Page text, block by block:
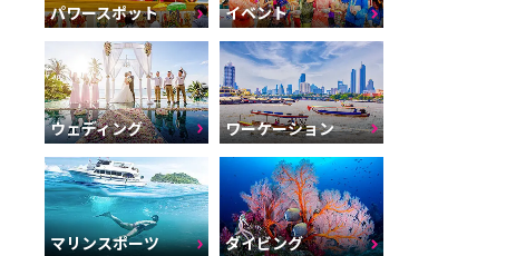
パワースポット イベント
ウェディング ワーケーション
マリンスポーツ ダイビング